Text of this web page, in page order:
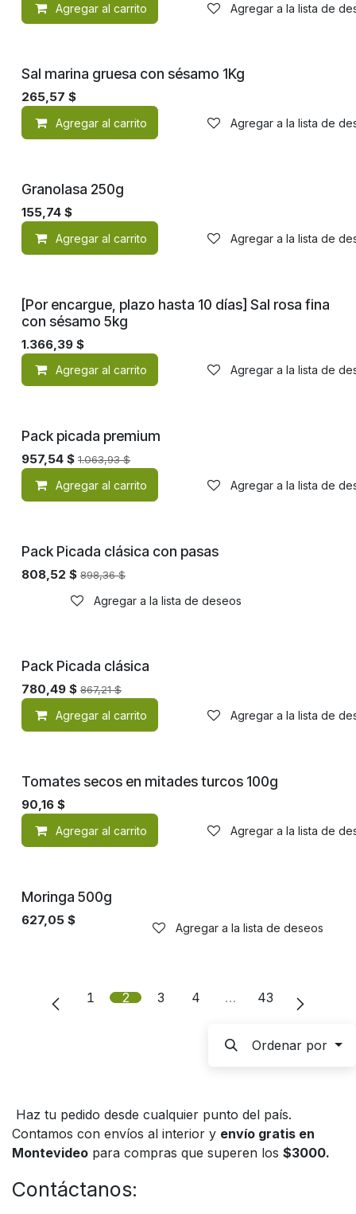
Agregar al carrito Agregar a la lista de
Sal marina gruesa con sésamo 1Kg
265,57 $
Agregar al carrito Agregar a la lista de
Granolasa 250g
155,74 $
Agregar al carrito Agregar a la lista de
[Por encargue, plazo hasta 10 días] Sal rosa fina
con sésamo 5kg
1.366,39 $
Agregar al carrito Agregar a la lista de
¡Nuevo!
Pack picada premium
957,54 $ 1.063,93$
Agregar al carrito Agregar a la lista de
¡Nuevo!
Pack Picada clásica con pasas
808,52 $ 898,36$
Agregar a la lista de deseos
¡Nuevo!
Pack Picada clásica
780,49 $ 867,21$
Agregar al carrito Agregar a la lista de
Tomates secos en mitades turcos 100g
90,16 $
Agregar al carrito Agregar a la lista de
Moringa 500g
627,05 $
Agregar a la lista de deseos
1 2 3 4 … 43
Ordenar por
Haz tu pedido desde cualquier punto del país.
Contamos con envíos al interior y envío gratis en
Montevideo para compras que superen los $3000.
Contáctanos: